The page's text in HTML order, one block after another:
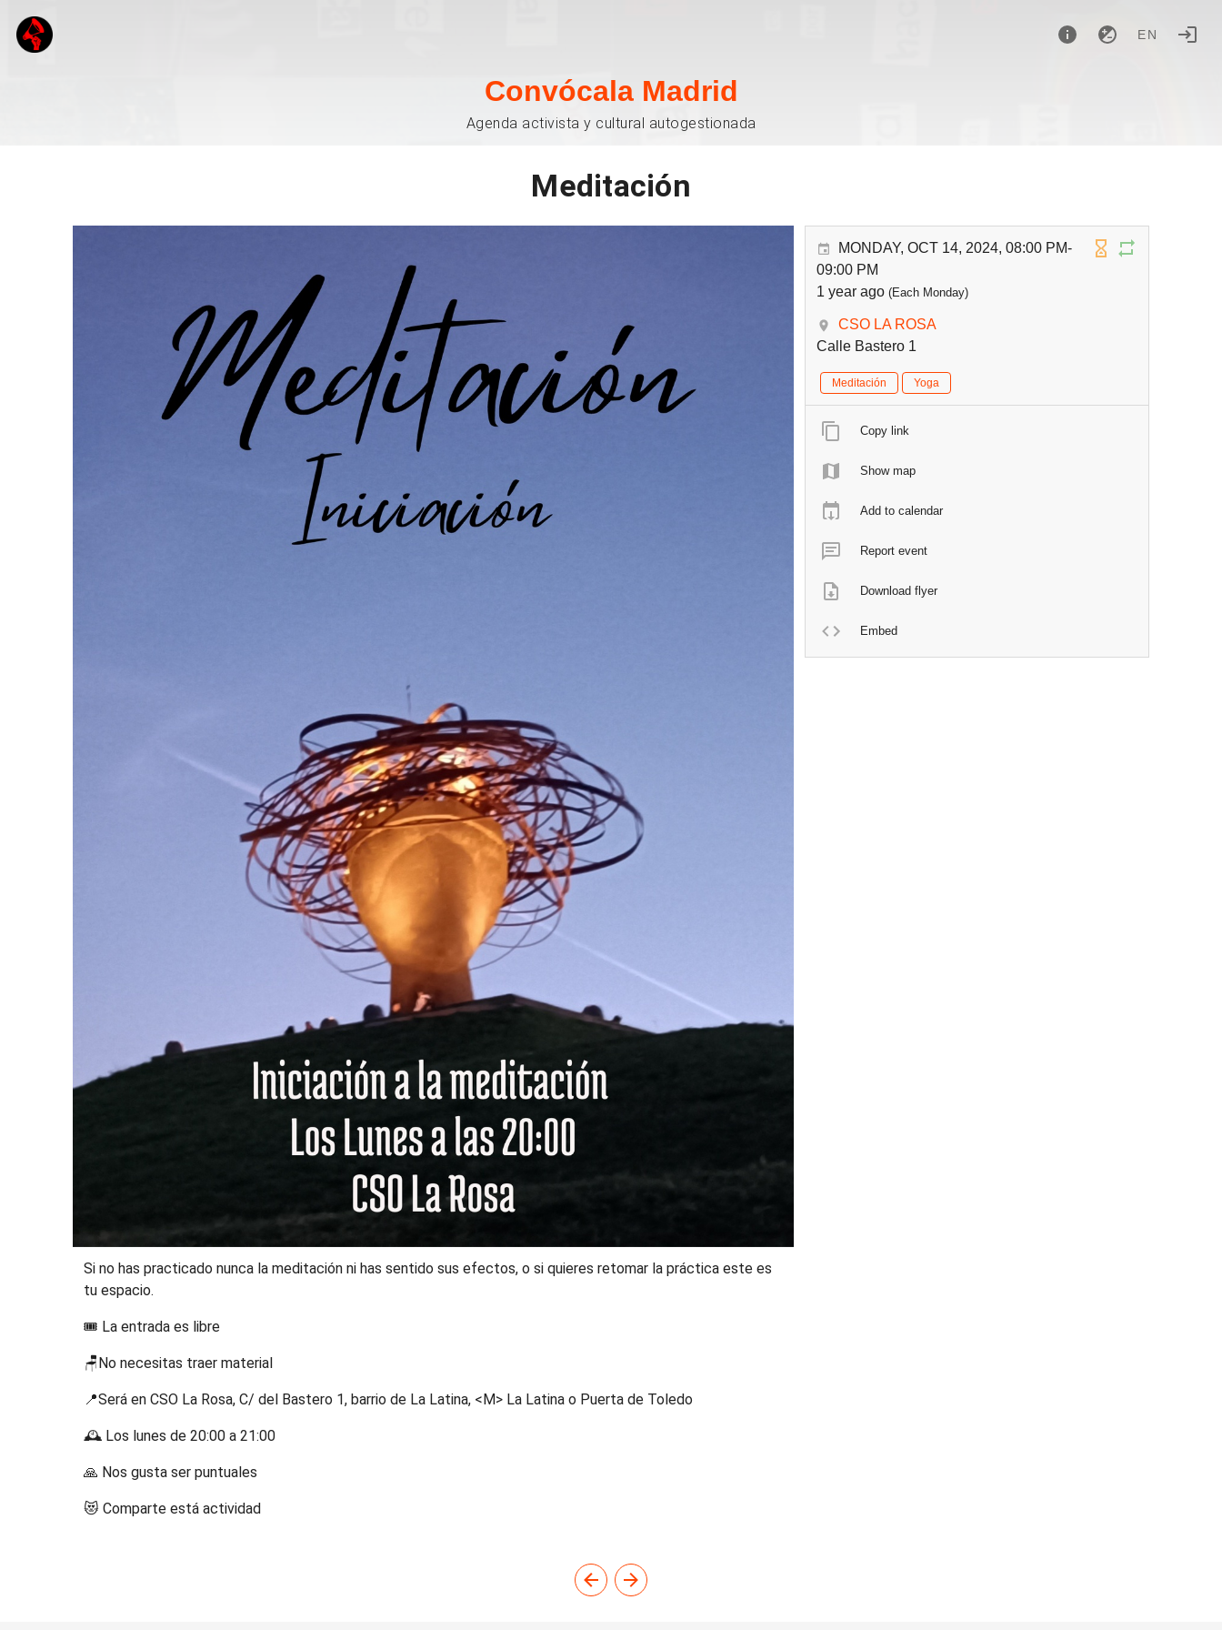
EN
Convócala Madrid
Agenda activista y cultural autogestionada
Meditación
Si no has practicado nunca la meditación ni has sentido sus efectos, o si quieres retomar la práctica este es
tu espacio.
🎟️ La entrada es libre
🪑No necesitas traer material
📍Será en CSO La Rosa, C/ del Bastero 1, barrio de La Latina, <M> La Latina o Puerta de Toledo
🕰️ Los lunes de 20:00 a 21:00
🙏 Nos gusta ser puntuales
😻 Comparte está actividad
MONDAY, OCT 14, 2024, 08:00 PM-
09:00 PM
1 year ago (Each Monday)
CSO LA ROSA
Calle Bastero 1
Meditación Yoga
Copy link
Show map
Add to calendar
Report event
Download flyer
Embed